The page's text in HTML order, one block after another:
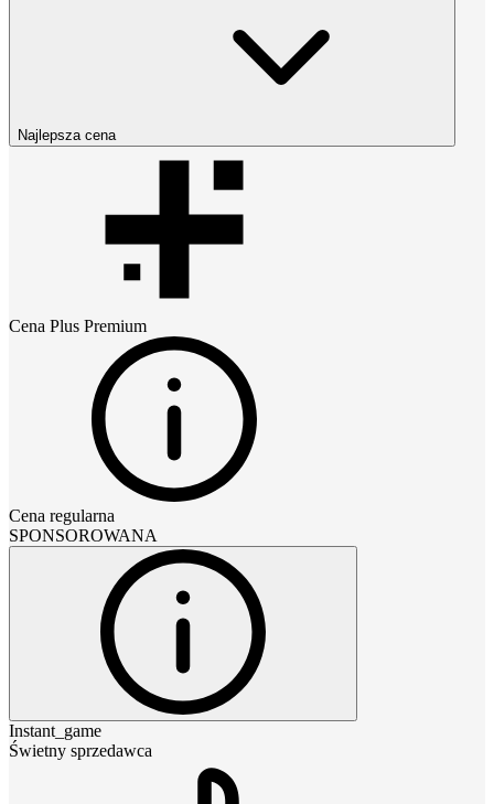
Najlepsza cena
Cena Plus Premium
Cena regularna
SPONSOROWANA
Instant_game
Świetny sprzedawca